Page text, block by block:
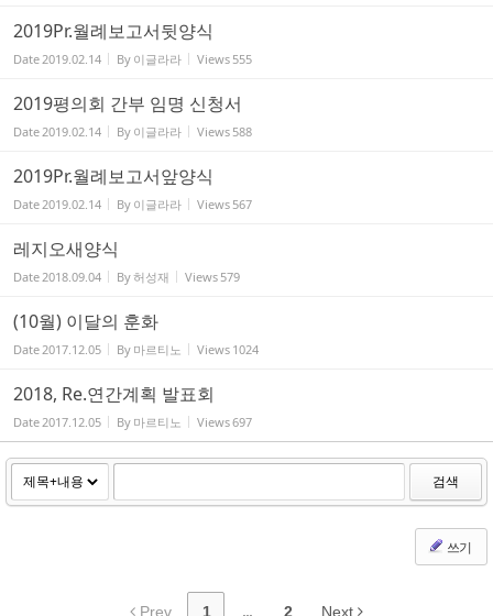
2019Pr.월례보고서뒷양식
Date2019.02.14 By 이글라라 Views 555
2019평의회 간부 임명 신청서
Date2019.02.14 By 이글라라 Views 588
2019Pr.월례보고서앞양식
Date2019.02.14 By 이글라라 Views 567
레지오새양식
Date2018.09.04 By허성재 Views 579
(10월) 이달의 훈화
Date2017.12.05 By 마르티노 Views 1024
2018, Re.연간계획 발표회
Date2017.12.05 By 마르티노 Views697
검색
쓰기
Prev 1 ... 2 Next